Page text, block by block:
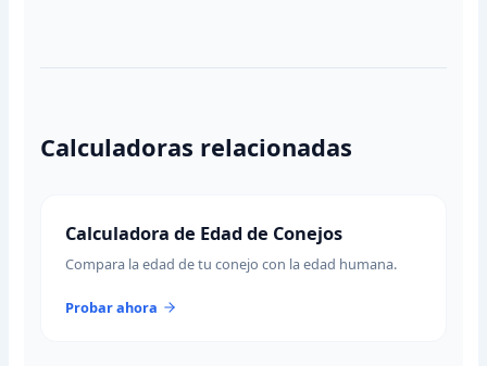
Calculadoras relacionadas
Calculadora de Edad de Conejos
Compara la edad de tu conejo con la edad humana.
Probar ahora